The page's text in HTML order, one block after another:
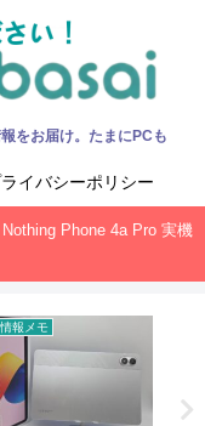
をお届け。たまにPCも
イバシーポリシー
Phone 4a Pro 実機
報メモ